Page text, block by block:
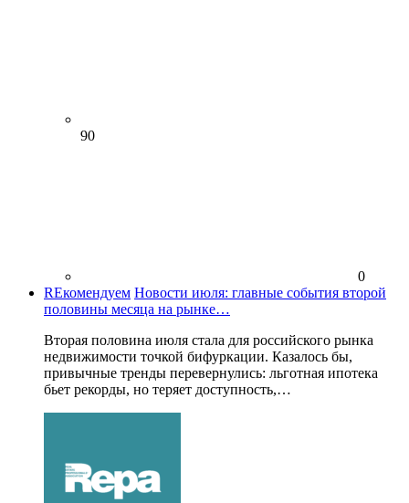
90
0
REкомендуем Новости июля: главные события второй
половины месяца на рынке…
Вторая половина июля стала для российского рынка
недвижимости точкой бифуркации. Казалось бы,
привычные тренды перевернулись: льготная ипотека
бьет рекорды, но теряет доступность,…